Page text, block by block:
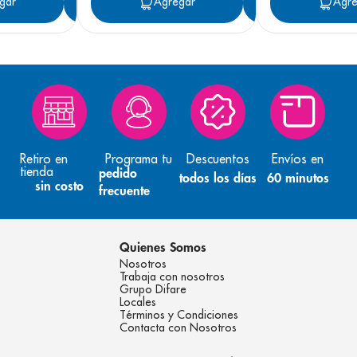
Retiro en
tienda
sin costo
Programa tu
pedido
frecuente
Descuentos
todos los días
Envíos en
60 minutos
Quienes Somos
Nosotros
Trabaja con nosotros
Grupo Difare
Locales
Términos y Condiciones
Contacta con Nosotros